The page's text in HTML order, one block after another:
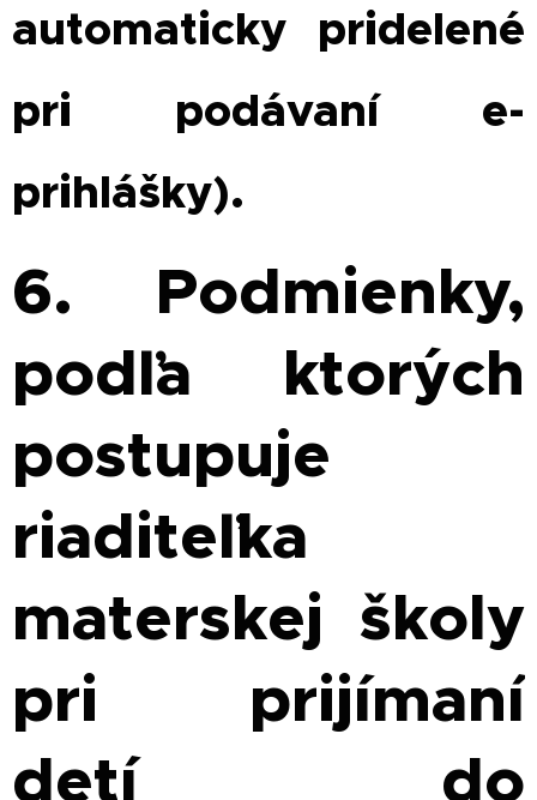
automaticky pridelené
pri podávaní e-
prihlášky).
6. Podmienky,
podľa ktorých
postupuje
riaditeľka
materskej školy
pri prijímaní
detí do